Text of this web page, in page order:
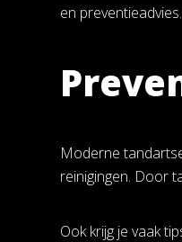
en
Moderne
reinigingen. Door
Ook krijg je vaak